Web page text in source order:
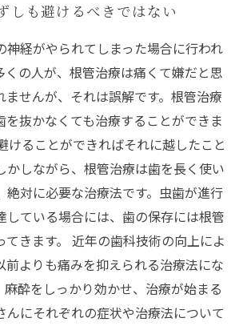
しも避けるべきではない
神経がやられてしまった場合に行われ
くの人が、根管治療は痛くて嫌だと思
ませんが、それは誤解です。根管治療
を抜かなくても治療することができま
けることができればそれに越したこと
かしながら、根管治療は歯を長く使い
絶対に必要な治療法です。虫歯が進行
している場合には、歯の保存には根管
てきます。 近年の歯科技術の向上によ
前よりも痛みを抑えられる治療法にな
麻酔をしっかり効かせ、治療が始まる
んにそれぞれの症状や治療法について